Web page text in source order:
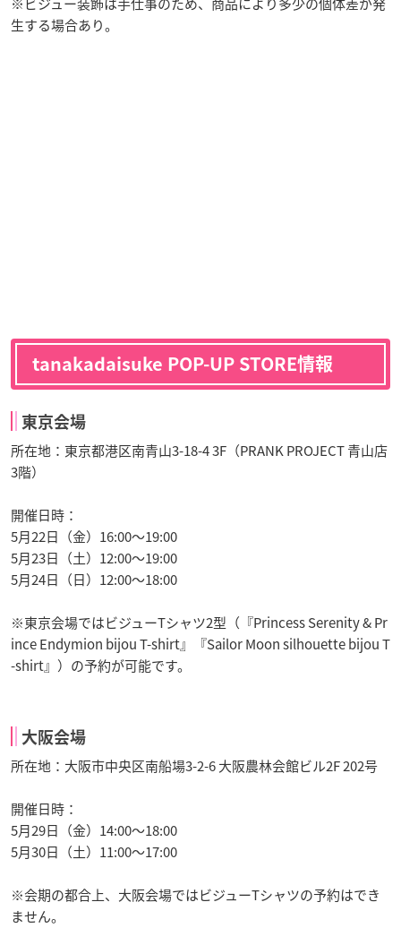
生する場合あり。
tanakadaisuke POP-UP STORE情報
東京会場
所在地：東京都港区南青山3-18-4 3F（PRANK PROJECT 青山店
3階）
開催日時：
5月22日（金）16:00～19:00
5月23日（土）12:00～19:00
5月24日（日）12:00～18:00
※東京会場ではビジューTシャツ2型（『Princess Serenity & Pr
ince Endymion bijou T-shirt』『Sailor Moon silhouette bijou T
-shirt』）の予約が可能です。
大阪会場
所在地：大阪市中央区南船場3-2-6 大阪農林会館ビル2F 202号
開催日時：
5月29日（金）14:00～18:00
5月30日（土）11:00～17:00
※会期の都合上、大阪会場ではビジューTシャツの予約はでき
ません。